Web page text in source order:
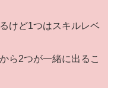
けど1つはスキルレベ
ら2つが一緒に出るこ